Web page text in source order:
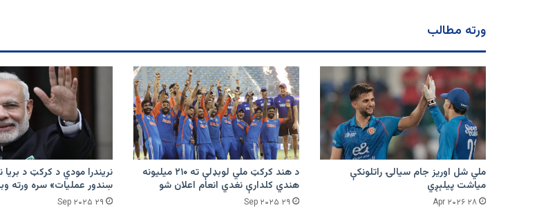
شوي
ورته مطالب
ملي شل اوریز جام سیالۍ راتلونکې
میاشت پیلېږي
۲۸ Apr ۲۰۲۶
د هند کرکټ ملي لوبډلې ته ۲۱۰ میلیونه
هندي کلدارې نغدي انعام اعلان شو
۲۹ Sep ۲۰۲۵
نریندرا مودي د کرکټ د بریا
سِندور عملیات» سره ورته
۲۹ Sep ۲۰۲۵